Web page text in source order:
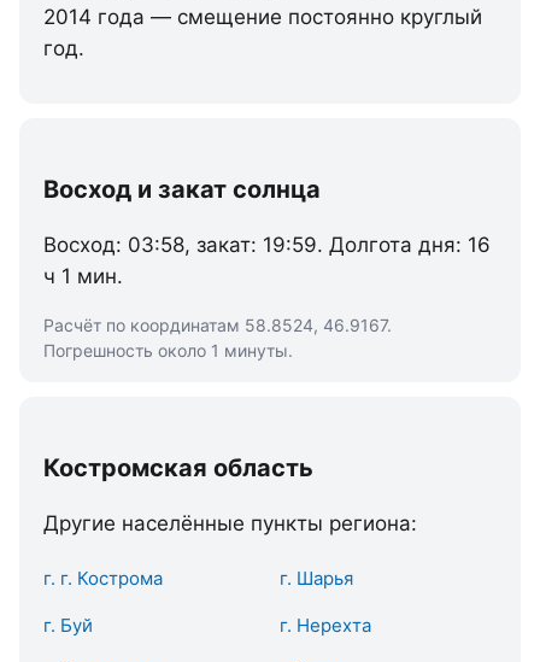
2014 года — смещение постоянно круглый
год.
Восход и закат солнца
Восход: 03:58, закат: 19:59. Долгота дня: 16
ч 1 мин.
Расчёт по координатам 58.8524, 46.9167.
Погрешность около 1 минуты.
Костромская область
Другие населённые пункты региона:
г. г. Кострома г. Шарья
г. Буй г. Нерехта